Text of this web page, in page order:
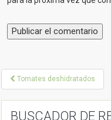
P
o
Tomates deshidratados
BUSCADOR DE